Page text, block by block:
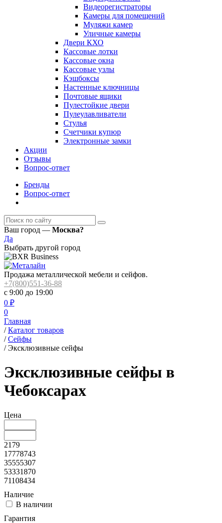
Видеорегистраторы
Камеры для помещений
Муляжи камер
Уличные камеры
Двери КХО
Кассовые лотки
Кассовые окна
Кассовые узлы
Кэшбоксы
Настенные ключницы
Почтовые ящики
Пулестойкие двери
Пулеулавливатели
Стулья
Счетчики купюр
Электронные замки
Акции
Отзывы
Вопрос-ответ
Бренды
Вопрос-ответ
Ваш город — Москва?
Да
Выбрать другой город
Продажа металлической мебели и сейфов.
+7(800)551-36-88
с 9:00 до 19:00
0 ₽
0
Главная
/ Каталог товаров
/ Сейфы
/ Эксклюзивные сейфы
Эксклюзивные сейфы в
Чебоксарах
Цена
2179
17778743
35555307
53331870
71108434
Наличие
В наличии
Гарантия